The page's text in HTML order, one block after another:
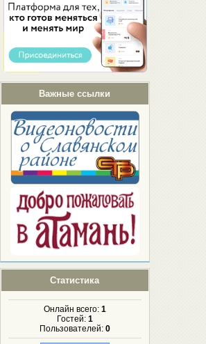
Важные ссылки
Статистика
Онлайн всего: 1
Гостей: 1
Пользователей: 0